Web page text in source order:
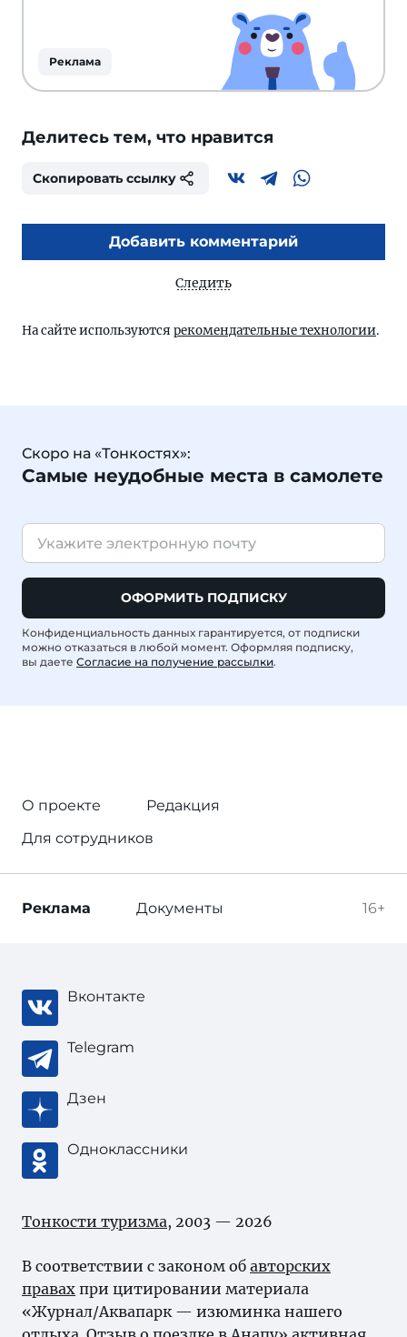
Реклама
Делитесь тем, что нравится
Скопировать ссылку
Добавить комментарий
Следить
На сайте используются рекомендательные технологии.
Скоро на «Тонкостях»:
Самые неудобные места в самолете
ОФОРМИТЬ ПОДПИСКУ
Конфиденциальность данных гарантируется, от подписки
можно отказаться в любой момент. Оформляя подписку,
вы даете Согласие на получение рассылки.
О проекте
Редакция
Для сотрудников
16+
Реклама Документы
Вконтакте
Telegram
Дзен
Одноклассники
Тонкости туризма, 2003 — 2026
В соответствии с законом об авторских
правах при цитировании материала
«Журнал/Аквапарк — изюминка нашего